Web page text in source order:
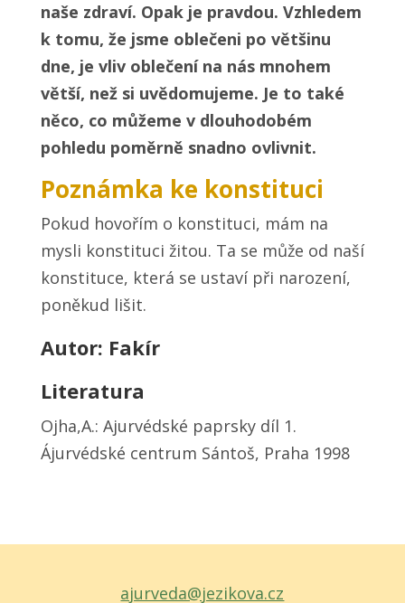
naše zdraví. Opak je pravdou. Vzhledem
k tomu, že jsme oblečeni po většinu
dne, je vliv oblečení na nás mnohem
větší, než si uvědomujeme. Je to také
něco, co můžeme v dlouhodobém
pohledu poměrně snadno ovlivnit.
Poznámka ke konstituci
Pokud hovořím o konstituci, mám na
mysli konstituci žitou. Ta se může od naší
konstituce, která se ustaví při narození,
poněkud lišit.
Autor: Fakír
Literatura
Ojha,A.: Ajurvédské paprsky díl 1.
Ájurvédské centrum Sántoš, Praha 1998
ajurveda@jezikova.cz